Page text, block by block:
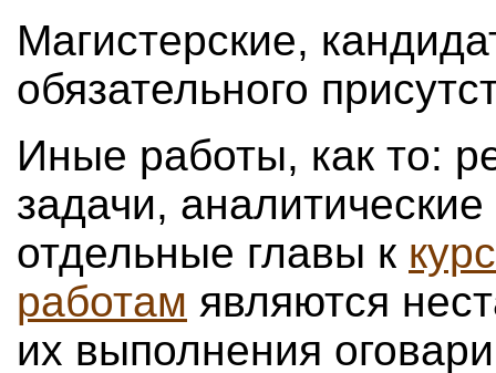
Магистерские,
обязательного
Иные работы, как то:
задачи,
отдельные главы к
работам являются
их выполнения